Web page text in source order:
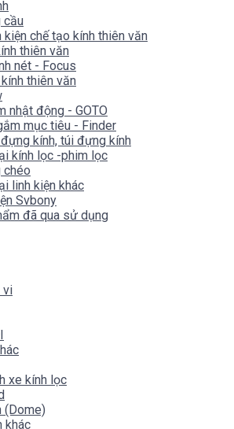
cầu
kiện chế tạo kính thiên văn
thiên văn
nét - Focus
kính thiên văn
nhật động - GOTO
mục tiêu - Finder
kính, túi đựng kính
kính lọc -phim lọc
chéo
linh kiện khác
Svbony
đã qua sử dụng
vi
xe kính lọc
(Dome)
khác